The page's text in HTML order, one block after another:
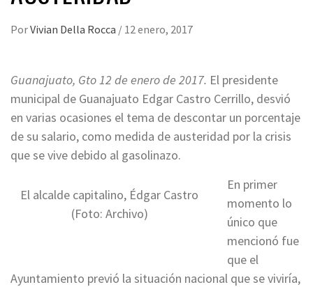
PorVivian Della Rocca / 12 enero, 2017
Guanajuato, Gto 12 de enero de 2017. El presidente
municipal de Guanajuato Edgar Castro Cerrillo, desvió
en varias ocasiones el tema de descontar un porcentaje
de su salario, como medida de austeridad por la crisis
que se vive debido al gasolinazo.
El alcalde capitalino, Édgar Castro
(Foto: Archivo)
En primer
momento lo
único que
mencionó fue
que el
Ayuntamiento previó la situación nacional que se viviría,